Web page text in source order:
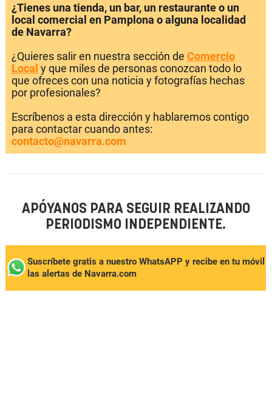
¿Tienes una tienda, un bar, un restaurante o un
local comercial en Pamplona o alguna localidad
de Navarra?
¿Quieres salir en nuestra sección de Comercio
Local y que miles de personas conozcan todo lo
que ofreces con una noticia y fotografías hechas
por profesionales?
Escríbenos a esta dirección y hablaremos contigo
para contactar cuando antes:
contacto@navarra.com
APÓYANOS PARA SEGUIR REALIZANDO
PERIODISMO INDEPENDIENTE.
Suscríbete gratis a nuestro WhatsAPP y recibe en tu móvil
las alertas de Navarra.com